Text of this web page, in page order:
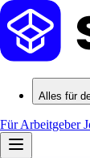
Alles für
Für Arbeitgeber